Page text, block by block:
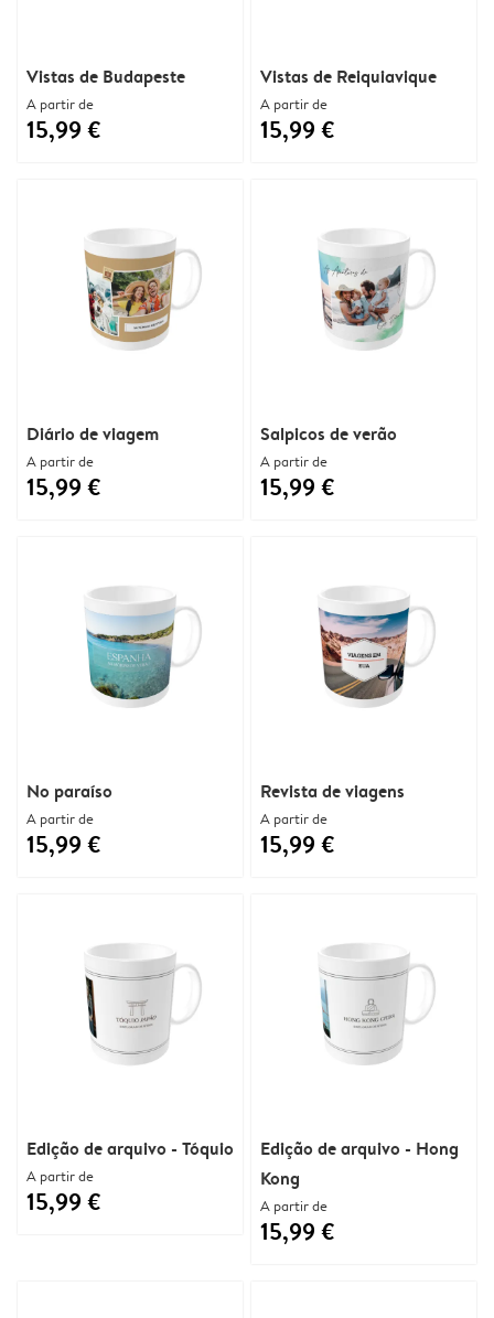
Vistas de Budapeste
A partir de
15,99 €
Vistas de Reiquiavique
A partir de
15,99 €
Diário de viagem
A partir de
15,99 €
Salpicos de verão
A partir de
15,99 €
No paraíso
A partir de
15,99 €
Revista de viagens
A partir de
15,99 €
Edição de arquivo - Tóquio
A partir de
15,99 €
Edição de arquivo - Hong
Kong
A partir de
15,99 €